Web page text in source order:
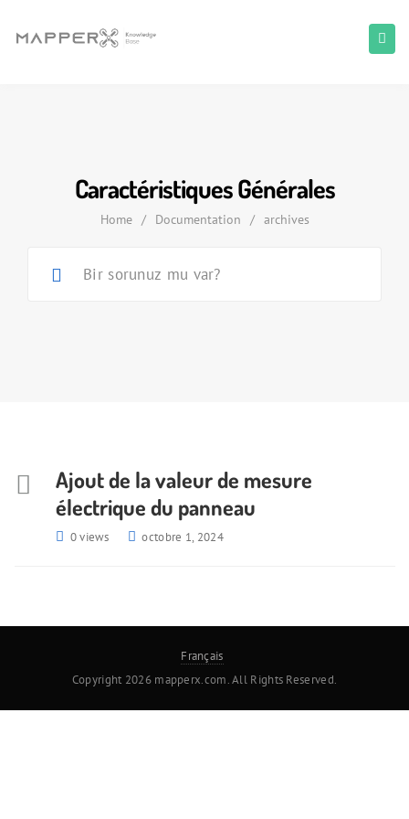
Caractéristiques Générales
Home / Documentation / archives
Ajout de la valeur de mesure
électrique du panneau
0 views octobre 1, 2024
Français
Copyright 2026 mapperx.com. All Rights Reserved.